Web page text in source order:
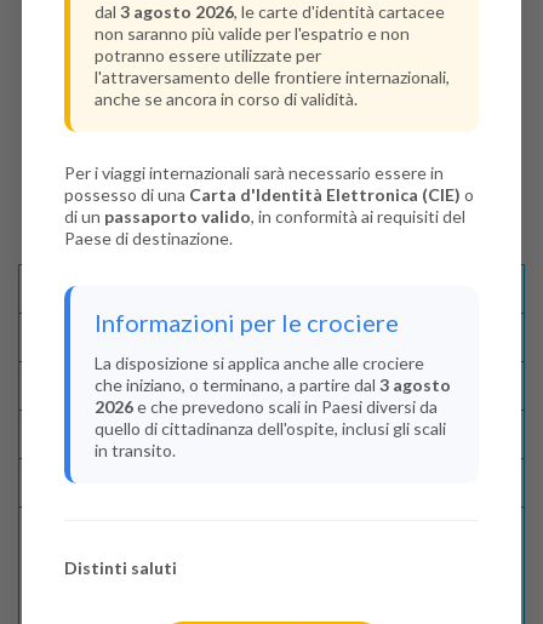
Disponibilità
Condizioni
Recensioni
Indica il numero dei passeggeri
dal 3 agosto 2026, le carte d'identità cartacee
non saranno più valide per l'espatrio e non
potranno essere utilizzate per
l'attraversamento delle frontiere internazionali,
anche se ancora in corso di validità.
Per i viaggi internazionali sarà necessario essere in
possesso di una Carta d'Identità Elettronica (CIE) o
di un passaporto valido, in conformità ai requisiti del
Paese di destinazione.
Informazioni per le crociere
La disposizione si applica anche alle crociere
che iniziano, o terminano, a partire dal 3 agosto
2026e che prevedono scali in Paesi diversi da
quello di cittadinanza dell'ospite, inclusi gli scali
in transito.
Distinti saluti